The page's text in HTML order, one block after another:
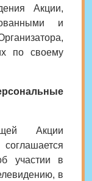
Акции,
и
по своему
Акции
участии в
в